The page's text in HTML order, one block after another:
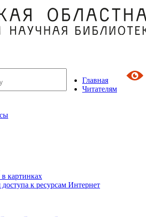
Главная
Читателям
картинках
к ресурсам Интернет